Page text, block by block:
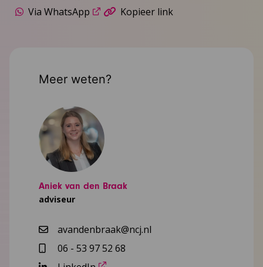
Via WhatsApp
Kopieer link
Meer weten?
Aniek van den Braak
adviseur
avandenbraak@ncj.nl
06 - 53 97 52 68